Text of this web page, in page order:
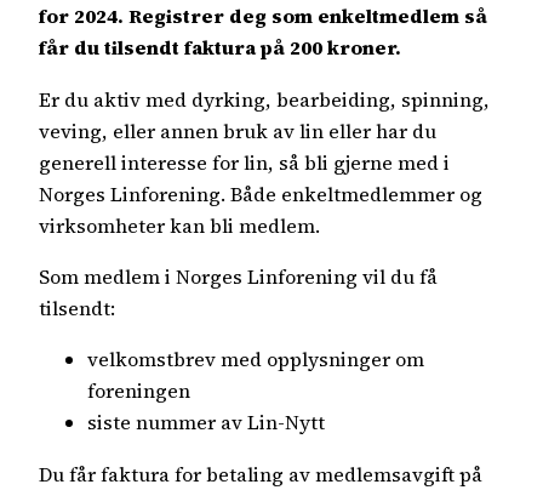
for 2024. Registrer deg som enkeltmedlem så
får du tilsendt faktura på 200 kroner.
Er du aktiv med dyrking, bearbeiding, spinning,
veving, eller annen bruk av lin eller har du
generell interesse for lin, så bli gjerne med i
Norges Linforening. Både enkeltmedlemmer og
virksomheter kan bli medlem.
Som medlem i Norges Linforening vil du få
tilsendt:
velkomstbrev med opplysninger om
foreningen
siste nummer av Lin-Nytt
Du får faktura for betaling av medlemsavgift på